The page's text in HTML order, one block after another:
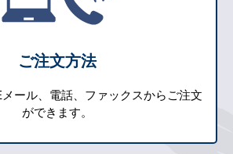
ご注文方法
ール、電話、ファックスからご注文
ができます。